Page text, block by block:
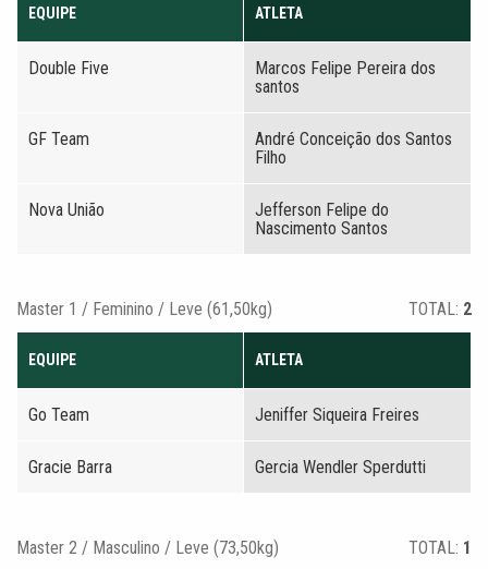
EQUIPE ATLETA
Double Five
Marcos Felipe Pereira dos
santos
GF Team
André Conceição dos Santos
Filho
Nova União
Jefferson Felipe do
Nascimento Santos
Master 1 / Feminino / Leve (61,50kg) TOTAL: 2
EQUIPE ATLETA
Go Team Jeniffer Siqueira Freires
Gracie Barra Gercia Wendler Sperdutti
Master 2 / Masculino / Leve (73,50kg) TOTAL: 1